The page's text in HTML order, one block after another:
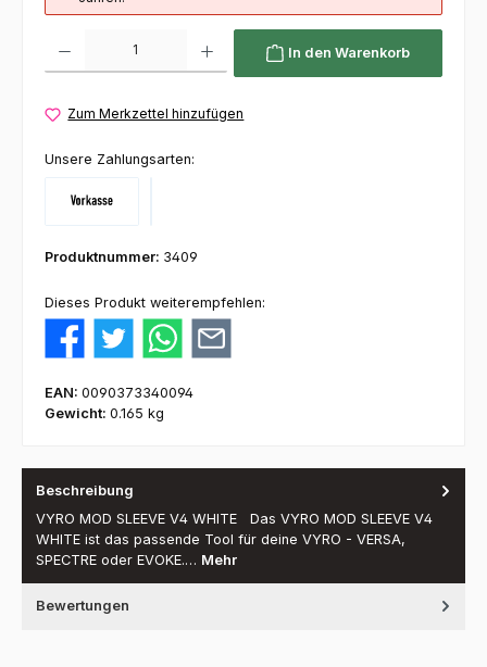
In den Warenkorb
Zum Merkzettel hinzufügen
Unsere Zahlungsarten:
Produktnummer: 3409
Dieses Produkt weiterempfehlen:
EAN: 0090373340094
Gewicht: 0.165 kg
Beschreibung
VYRO MOD SLEEVE V4 WHITE Das VYRO MOD SLEEVE V4
WHITE ist das passende Tool für deine VYRO - VERSA,
SPECTRE oder EVOKE.… Mehr
Bewertungen